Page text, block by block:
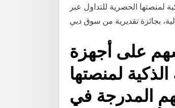
لمنصتها الحصرية للتداول عبر
بجائزة تقديرية من سوق دبي
على أجهزة
لمنصتها
المدرجة في